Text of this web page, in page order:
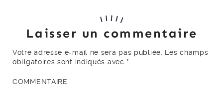
Laisser un commentaire
Votre adresse e-mail ne sera pas publiée.
Les champs
obligatoires sont indiqués avec *
COMMENTAIRE